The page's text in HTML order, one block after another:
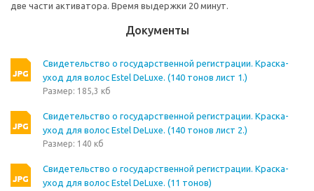
две части активатора. Время выдержки 20 минут.
Документы
Свидетельство о государственной регистрации. Краска-
уход для волос Estel DeLuxe. (140 тонов лист 1.)
Размер: 185,3 кб
Свидетельство о государственной регистрации. Краска-
уход для волос Estel DeLuxe. (140 тонов лист 2.)
Размер: 140 кб
Свидетельство о государственной регистрации. Краска-
уход для волос Estel DeLuxe. (11 тонов)